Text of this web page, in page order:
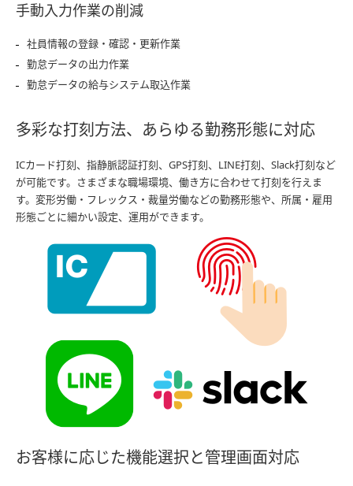
手動入力作業の削減
社員情報の登録・確認・更新作業
勤怠データの出力作業
勤怠データの給与システム取込作業
多彩な打刻方法、あらゆる勤務形態に対応
ICカード打刻、指静脈認証打刻、GPS打刻、LINE打刻、Slack打刻など
が可能です。さまざまな職場環境、働き方に合わせて打刻を行えま
す。変形労働・フレックス・裁量労働などの勤務形態や、所属・雇用
形態ごとに細かい設定、運用ができます。
お客様に応じた機能選択と管理画面対応